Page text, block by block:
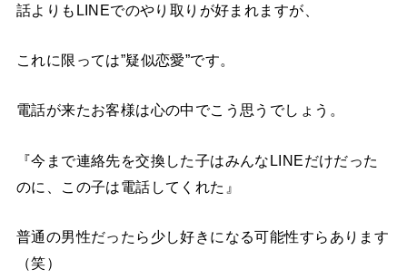
話よりもLINEでのやり取りが好まれますが、
これに限っては”疑似恋愛”です。
電話が来たお客様は心の中でこう思うでしょう。
『今まで連絡先を交換した子はみんなLINEだけだった
のに、この子は電話してくれた』
普通の男性だったら少し好きになる可能性すらあります
（笑）